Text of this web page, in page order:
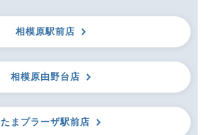
相模原駅前店
相模原由野台店
たまプラーザ駅前店